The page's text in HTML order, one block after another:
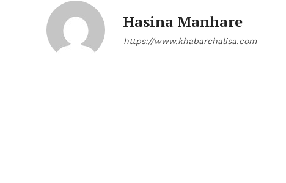
Hasina Manhare
https://www.khabarchalisa.com